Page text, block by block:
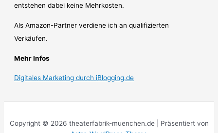
entstehen dabei keine Mehrkosten.
Als Amazon-Partner verdiene ich an qualifizierten
Verkäufen.
Mehr Infos
Digitales Marketing durch iBlogging.de
Copyright © 2026 theaterfabrik-muenchen.de | Präsentiert von